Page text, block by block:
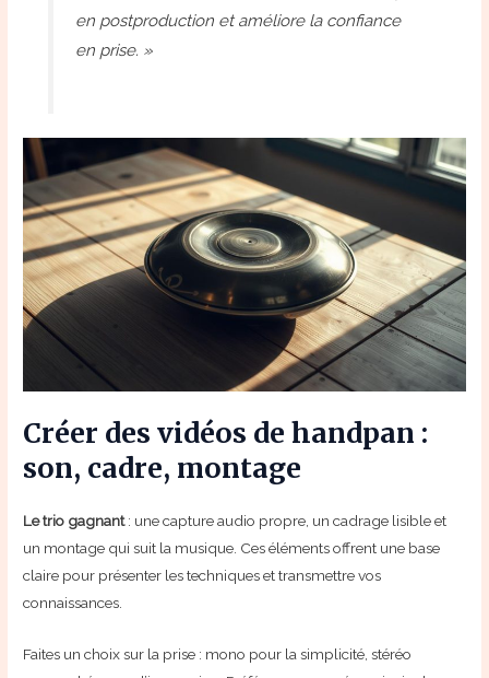
en postproduction et améliore la confiance
en prise. »
Créer des vidéos de handpan :
son, cadre, montage
Le trio gagnant: une capture audio propre, un cadrage lisible et
un montage qui suit la musique. Ces éléments offrent une base
claire pour présenter les techniques et transmettre vos
connaissances.
Faites un choix sur la prise : mono pour la simplicité, stéréo